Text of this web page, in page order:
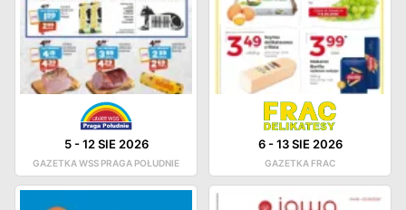
5-12 SIE 2026
GAZETKA WSS PRAGA POŁUDNIE
6-13 SIE 2026
GAZETKA FRAC